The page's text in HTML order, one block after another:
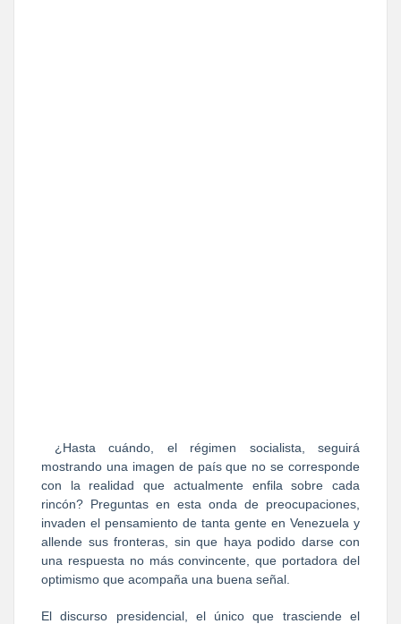
¿Hasta cuándo, el régimen socialista, seguirá
mostrando una imagen de país que no se corresponde
con la realidad que actualmente enfila sobre cada
rincón? Preguntas en esta onda de preocupaciones,
invaden el pensamiento de tanta gente en Venezuela y
allende sus fronteras, sin que haya podido darse con
una respuesta no más convincente, que portadora del
optimismo que acompaña una buena señal.
El discurso presidencial, el único que trasciende el